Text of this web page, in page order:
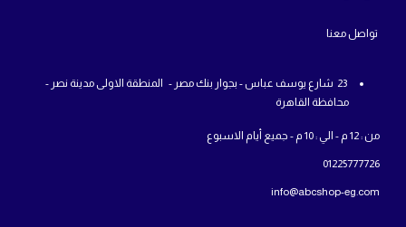
تواصل معنا
23 شارع يوسف عباس - بجوار بنك مصر - المنطقة الاولى مدينة نصر -
محافظة القاهرة
من : 12 م - الي : 10 م - جميع أيام الاسبوع
01225777726
info@abcshop-eg.com